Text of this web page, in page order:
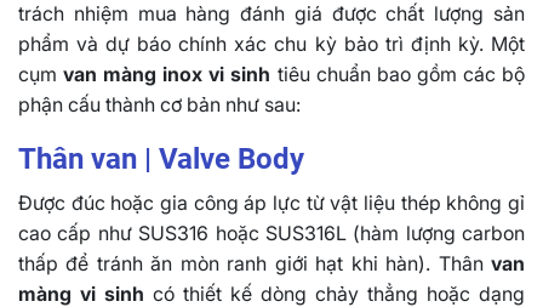
trách nhiệm mua hàng đánh giá được chất lượng sản
phẩm và dự báo chính xác chu kỳ bảo trì định kỳ. Một
cụmvan màng inox vi sinh tiêu chuẩn bao gồm các bộ
phận cấu thành cơ bản như sau:
Thân van | Valve Body
Được đúc hoặc gia công áp lực từ vật liệu thép không gỉ
cao cấp như SUS316 hoặc SUS316L (hàm lượng carbon
thấp để tránh ăn mòn ranh giới hạt khi hàn). Thân van
màng vi sinh có thiết kế dòng chảy thẳng hoặc dạng